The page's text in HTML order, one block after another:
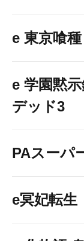
あ
e 東京喰
e 学園黙
デッド3
PAスーパ
e冥妃転生